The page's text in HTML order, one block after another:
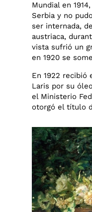
Mundial en
Serbia y no
ser internada,
austriaca,
vista sufrió un
en 1920 se
En 1922 recibió
Laris por su
el Ministerio
otorgó el título